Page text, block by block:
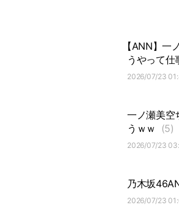
【ANN】
うやって仕
2026/07/23
一ノ瀬美空
うｗｗ
(5)
2026/07/23
乃木坂
2026/07/23